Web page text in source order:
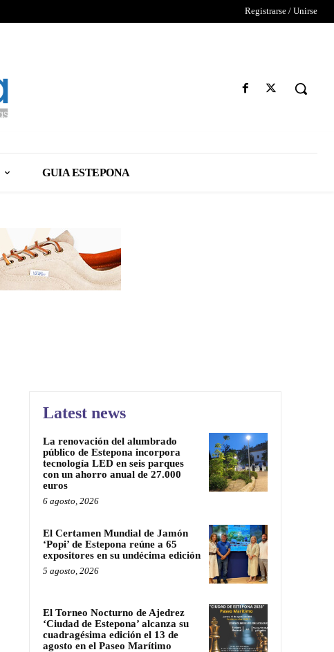
Registrarse / Unirse
GUIA ESTEPONA
Latest news
La renovación del alumbrado
público de Estepona incorpora
tecnología LED en seis parques
con un ahorro anual de 27.000
euros
6 agosto, 2026
El Certamen Mundial de Jamón
‘Popi’ de Estepona reúne a 65
expositores en su undécima edición
5 agosto, 2026
El Torneo Nocturno de Ajedrez
‘Ciudad de Estepona’ alcanza su
cuadragésima edición el 13 de
agosto en el Paseo Marítimo